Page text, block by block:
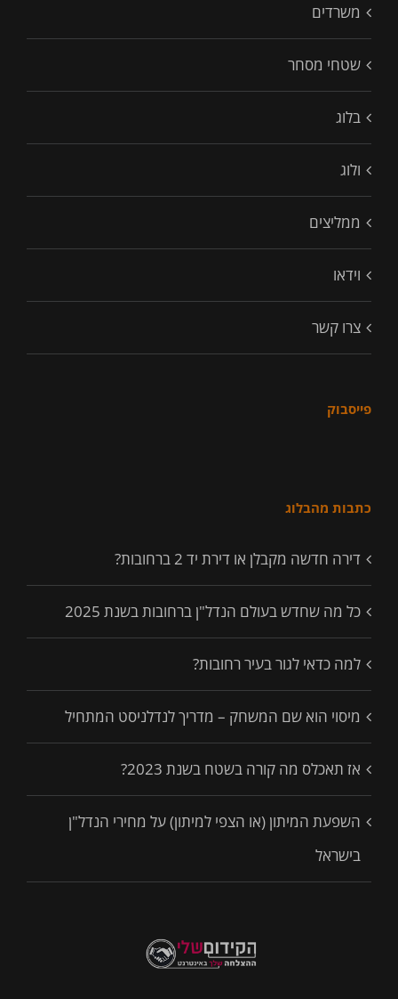
משרדים
שטחי מסחר
בלוג
ולוג
ממליצים
וידאו
צרו קשר
פייסבוק
כתבות מהבלוג
דירה חדשה מקבלן או דירת יד 2 ברחובות?
כל מה שחדש בעולם הנדל"ן ברחובות בשנת 2025
למה כדאי לגור בעיר רחובות?
מיסוי הוא שם המשחק – מדריך לנדלניסט המתחיל
אז תאכלס מה קורה בשטח בשנת 2023?
השפעת המיתון (או הצפי למיתון) על מחירי הנדל"ן
בישראל